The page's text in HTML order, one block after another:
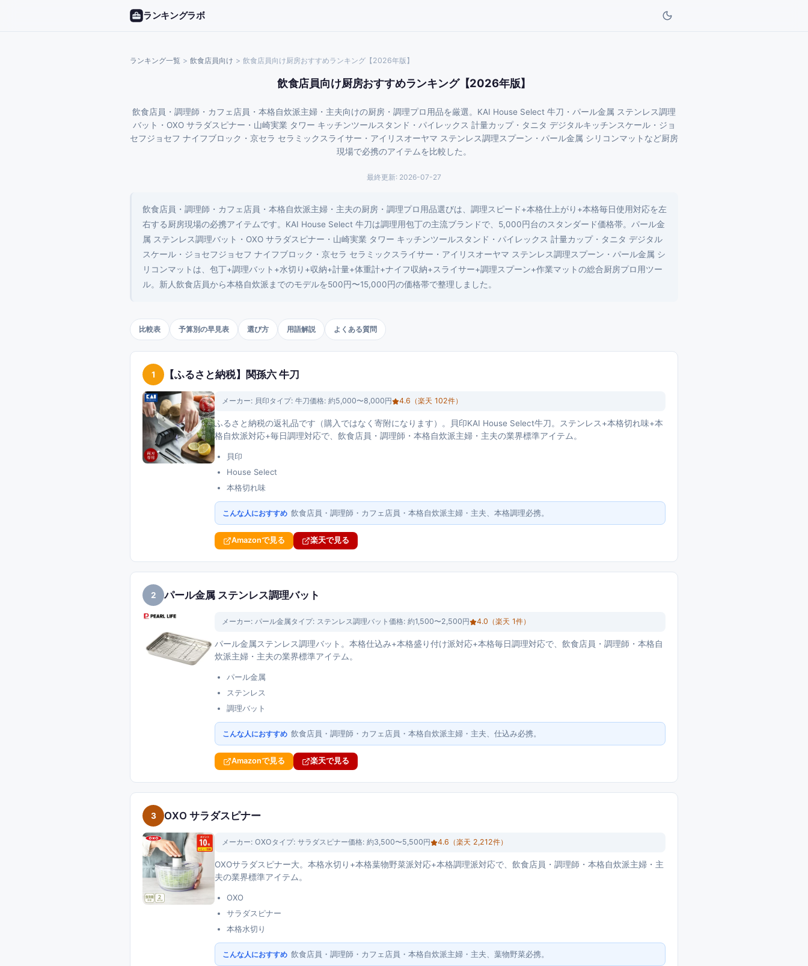
ランキングラボ
ランキング一覧 > 飲食店員向け > 飲食店員向け厨房おすすめランキング【2026年版】
飲食店員向け厨房おすすめランキング【2026年版】
飲食店員・調理師・カフェ店員・本格自炊派主婦・主夫向けの厨房・調理プロ用品を厳選。KAI House Select 牛刀・パール金属 ステンレス調理
バット・OXO サラダスピナー・山崎実業 タワー キッチンツールスタンド・パイレックス 計量カップ・タニタ デジタルキッチンスケール・ジョ
セフジョセフ ナイフブロック・京セラ セラミックスライサー・アイリスオーヤマ ステンレス調理スプーン・パール金属 シリコンマットなど厨房
現場で必携のアイテムを比較した。
最終更新: 2026-07-27
飲食店員・調理師・カフェ店員・本格自炊派主婦・主夫の厨房・調理プロ用品選びは、調理スピード+本格仕上がり+本格毎日使用対応を左
右する厨房現場の必携アイテムです。KAI House Select 牛刀は調理用包丁の主流ブランドで、5,000円台のスタンダード価格帯。パール金
属 ステンレス調理バット・OXO サラダスピナー・山崎実業 タワー キッチンツールスタンド・パイレックス 計量カップ・タニタ デジタル
スケール・ジョセフジョセフ ナイフブロック・京セラ セラミックスライサー・アイリスオーヤマ ステンレス調理スプーン・パール金属 シ
リコンマットは、包丁+調理バット+水切り+収納+計量+体重計+ナイフ収納+スライサー+調理スプーン+作業マットの総合厨房プロ用ツー
ル。新人飲食店員から本格自炊派までのモデルを500円〜15,000円の価格帯で整理しました。
比較表 予算別の早見表 選び方 用語解説 よくある質問
1 【ふるさと納税】関孫六 牛刀
メーカー: 貝印タイプ: 牛刀価格: 約5,000〜8,000円 4.6 （楽天 102件）
ふるさと納税の返礼品です（購入ではなく寄附になります）。貝印KAI House Select牛刀。ステンレス+本格切れ味+本
格自炊派対応+毎日調理対応で、飲食店員・調理師・本格自炊派主婦・主夫の業界標準アイテム。
貝印
House Select
本格切れ味
こんな人におすすめ 飲食店員・調理師・カフェ店員・本格自炊派主婦・主夫、本格調理必携。
Amazonで見る 楽天で見る
2 パール金属 ステンレス調理バット
メーカー: パール金属タイプ: ステンレス調理バット 価格: 約1,500〜2,500円 4.0 （楽天 1件）
パール金属ステンレス調理バット。本格仕込み+本格盛り付け派対応+本格毎日調理対応で、飲食店員・調理師・本格自
炊派主婦・主夫の業界標準アイテム。
パール金属
ステンレス
調理バット
こんな人におすすめ 飲食店員・調理師・カフェ店員・本格自炊派主婦・主夫、仕込み必携。
Amazonで見る 楽天で見る
3 OXO サラダスピナー
メーカー: OXOタイプ: サラダスピナー価格: 約3,500〜5,500円 4.6 （楽天 2,212件）
OXOサラダスピナー大。本格水切り+本格葉物野菜派対応+本格調理派対応で、飲食店員・調理師・本格自炊派主婦・主
夫の業界標準アイテム。
OXO
サラダスピナー
本格水切り
こんな人におすすめ 飲食店員・調理師・カフェ店員・本格自炊派主婦・主夫、葉物野菜必携。